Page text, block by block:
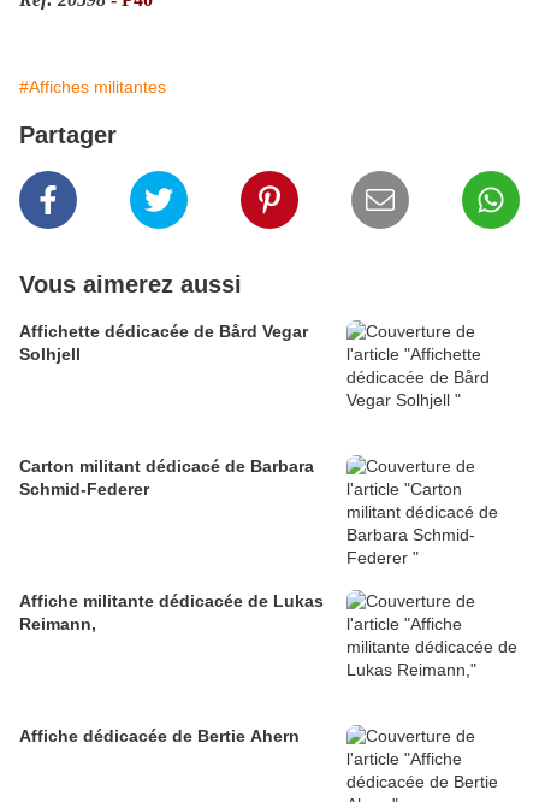
#Affiches militantes
Partager
Vous aimerez aussi
Affichette dédicacée de Bård Vegar
Solhjell
Carton militant dédicacé de Barbara
Schmid-Federer
Affiche militante dédicacée de Lukas
Reimann,
Affiche dédicacée de Bertie Ahern